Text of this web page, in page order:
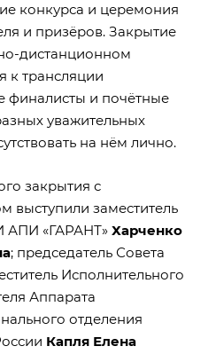
конкурса и церемония
и призёров. Закрытие
дистанционном
к трансляции
финалисты и почётные
уважительных
на нём лично.
закрытия с
выступили заместитель
«ГАРАНТ» Харченко
; председатель Совета
Исполнительного
Аппарата
отделения
Капля Елена